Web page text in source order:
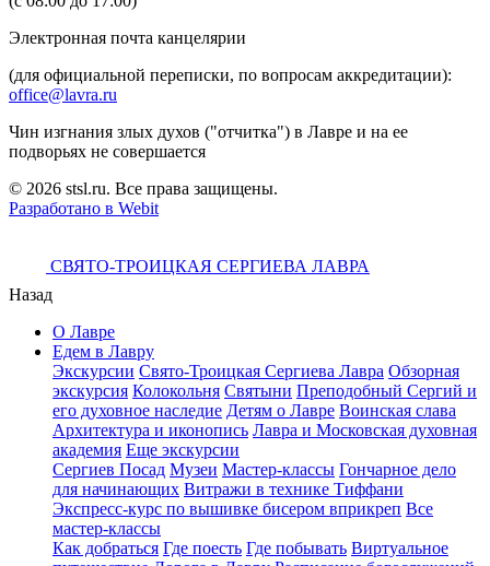
Электронная почта канцелярии
(для официальной переписки, по вопросам аккредитации):
office@lavra.ru
Чин изгнания злых духов ("отчитка") в Лавре и на ее
подворьях не совершается
© 2026 stsl.ru. Все права защищены.
Разработано в Webit
СВЯТО-ТРОИЦКАЯ СЕРГИЕВА ЛАВРА
Назад
О Лавре
Едем в Лавру
Экскурсии Свято-Троицкая Сергиева Лавра Обзорная
экскурсия Колокольня Святыни Преподобный Сергий и
его духовное наследие Детям о Лавре Воинская слава
Архитектура и иконопись Лавра и Московская духовная
академия Еще экскурсии
Сергиев Посад Музеи Мастер-классы Гончарное дело
для начинающих Витражи в технике Тиффани
Экспресс-курс по вышивке бисером вприкреп Все
мастер-классы
Как добраться Где поесть Где побывать Виртуальное